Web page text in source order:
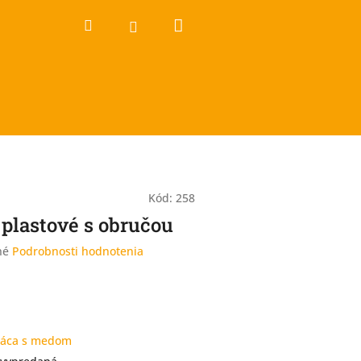
Hľadať Prihlásenie
Kód: 258
s obručou
Podrobnosti hodnotenia
s medom